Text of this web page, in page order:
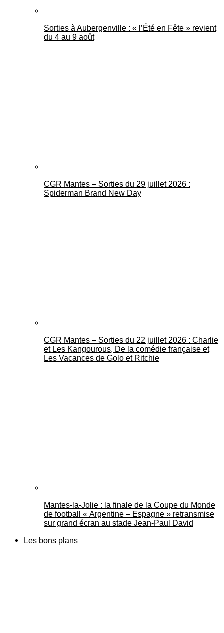
Sorties à Aubergenville : « l’Été en Fête » revient
du 4 au 9 août
CGR Mantes – Sorties du 29 juillet 2026 :
Spiderman Brand New Day
CGR Mantes – Sorties du 22 juillet 2026 : Charlie
et Les Kangourous, De la comédie française et
Les Vacances de Golo et Ritchie
Mantes-la-Jolie : la finale de la Coupe du Monde
de football « Argentine – Espagne » retransmise
sur grand écran au stade Jean-Paul David
Les bons plans